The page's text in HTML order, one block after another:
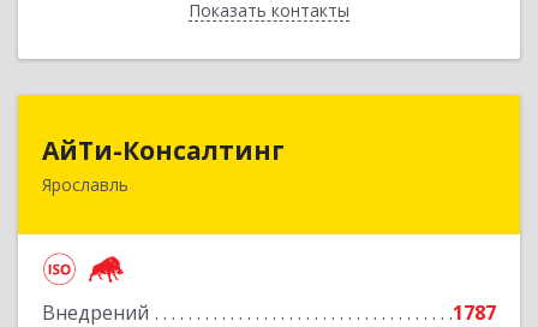
Показать контакты
Назад
АйТи-Консалтинг
Ярославль
Внедрений
1787
150007, Ярославская обл, Ярославль г, Урочская